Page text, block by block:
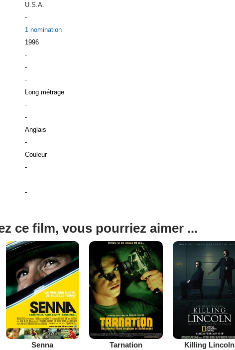
U.S.A.
-
1 nomination
1996
-
-
-
Long métrage
-
-
Anglais
-
Couleur
-
-
-
ce film, vous pourriez aimer ...
Senna Tarnation Killing Lincoln